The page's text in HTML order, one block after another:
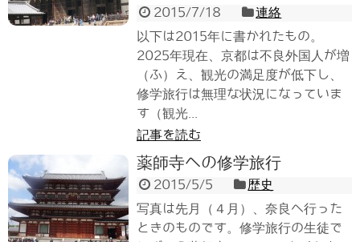
2015/7/18
連絡
以下は2015年に書かれたもの。
2025年現在、京都は不良外国人が増
（ふ）え、観光の満足度が低下し、
修学旅行は無理な状況になっていま
す（観光...
記事を読む
薬師寺への修学旅行
2015/5/5
歴史
写真は先月（４月）、奈良へ行った
ときのものです。修学旅行の生徒で